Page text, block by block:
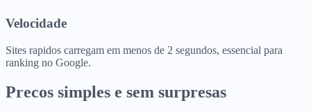
Velocidade
Sites rapidos carregam em menos de 2 segundos, essencial para
ranking no Google.
Precos simples e sem surpresas